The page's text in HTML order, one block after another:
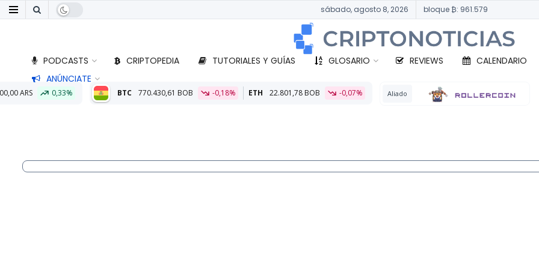
sábado, agosto 8, 2026 bloque ₿: 961.579
PODCASTS CRIPTOPEDIA TUTORIALES Y GUÍAS GLOSARIO REVIEWS CALENDARIO
ANÚNCIATE
BTC 770.430,61 BOB -0,18% ETH 22.801,78 BOB -0,07% Aliado BTC